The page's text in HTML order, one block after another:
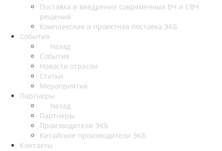
Поставка и внедрение современных ВЧ и СВЧ
решений
Комплексная и проектная поставка ЭКБ
События
Назад
События
Новости отрасли
Статьи
Мероприятия
Партнеры
Назад
Партнеры
Производители ЭКБ
Китайские производители ЭКБ
Контакты